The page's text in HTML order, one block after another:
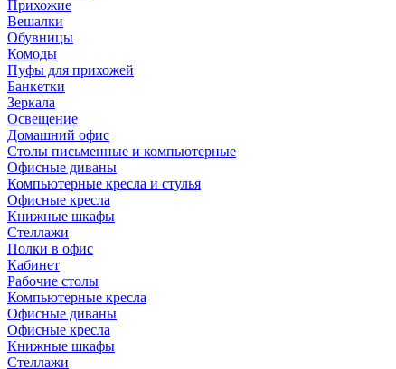
Прихожие
Вешалки
Обувницы
Комоды
Пуфы для прихожей
Банкетки
Зеркала
Освещение
Домашний офис
Столы письменные и компьютерные
Офисные диваны
Компьютерные кресла и стулья
Офисные кресла
Книжные шкафы
Стеллажи
Полки в офис
Кабинет
Рабочие столы
Компьютерные кресла
Офисные диваны
Офисные кресла
Книжные шкафы
Стеллажи